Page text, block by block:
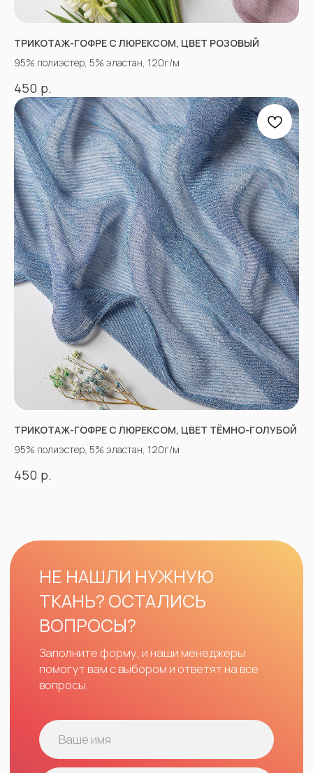
ТРИКОТАЖ-ГОФРЕ С ЛЮРЕКСОМ, ЦВЕТ РОЗОВЫЙ
95% полиэстер, 5% эластан, 120г/м
450 р.
ТРИКОТАЖ-ГОФРЕ С ЛЮРЕКСОМ, ЦВЕТ ТЁМНО-ГОЛУБОЙ
95% полиэстер, 5% эластан, 120г/м
450 р.